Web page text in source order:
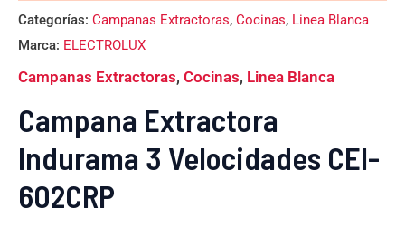
Categorías: Campanas Extractoras, Cocinas, Linea Blanca
Marca: ELECTROLUX
Campanas Extractoras, Cocinas, Linea Blanca
Campana Extractora
Indurama 3 Velocidades CEI-
602CRP